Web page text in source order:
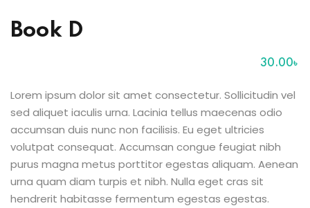
Book D
30.00৳
Lorem ipsum dolor sit amet consectetur. Sollicitudin vel
sed aliquet iaculis urna. Lacinia tellus maecenas odio
accumsan duis nunc non facilisis. Eu eget ultricies
volutpat consequat. Accumsan congue feugiat nibh
purus magna metus porttitor egestas aliquam. Aenean
urna quam diam turpis et nibh. Nulla eget cras sit
hendrerit habitasse fermentum egestas egestas.
Already have an account?